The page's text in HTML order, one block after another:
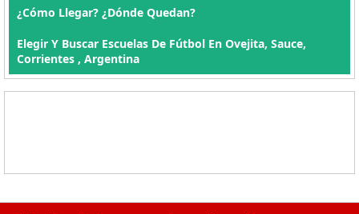
¿Cómo Llegar? ¿Dónde Quedan?
Elegir Y Buscar Escuelas De Fútbol En Ovejita, Sauce,
Corrientes , Argentina